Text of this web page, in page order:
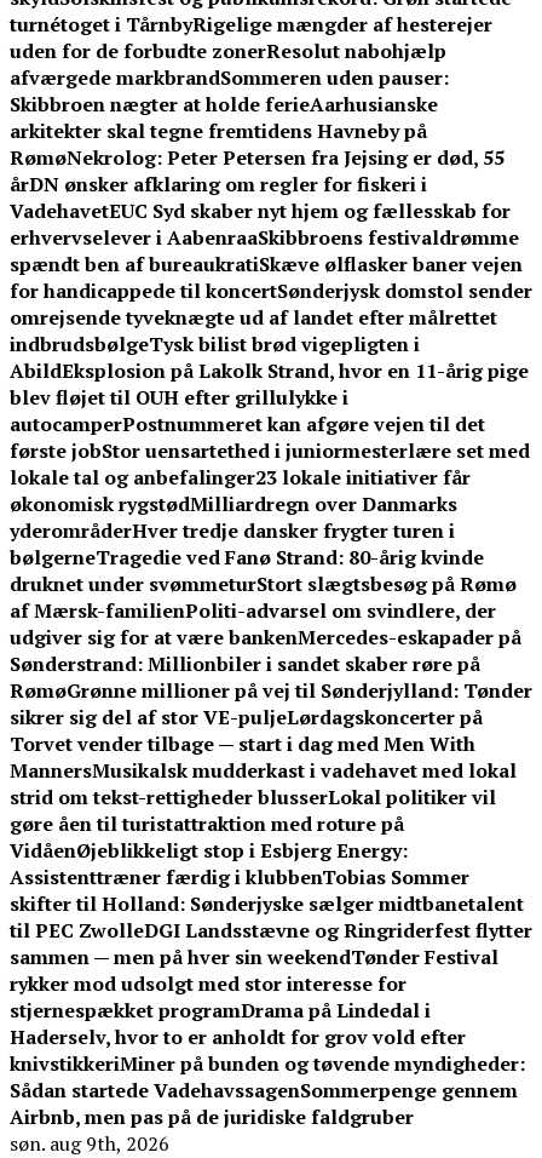
turnétoget i TårnbyRigelige mængder af hesterejer
uden for de forbudte zonerResolut nabohjælp
afværgede markbrandSommeren uden pauser:
Skibbroen nægter at holde ferieAarhusianske
arkitekter skal tegne fremtidens Havneby på
RømøNekrolog: Peter Petersen fra Jejsing er død, 55
årDN ønsker afklaring om regler for fiskeri i
VadehavetEUC Syd skaber nyt hjem og fællesskab for
erhvervselever i AabenraaSkibbroens festivaldrømme
spændt ben af bureaukratiSkæve ølflasker baner vejen
for handicappede til koncertSønderjysk domstol sender
omrejsende tyveknægte ud af landet efter målrettet
indbrudsbølgeTysk bilist brød vigepligten i
AbildEksplosion på Lakolk Strand, hvor en 11-årig pige
blev fløjet til OUH efter grillulykke i
autocamperPostnummeret kan afgøre vejen til det
første jobStor uensartethed i juniormesterlære set med
lokale tal og anbefalinger23 lokale initiativer får
økonomisk rygstødMilliardregn over Danmarks
yderområderHver tredje dansker frygter turen i
bølgerneTragedie ved Fanø Strand: 80-årig kvinde
druknet under svømmeturStort slægtsbesøg på Rømø
af Mærsk-familienPoliti-advarsel om svindlere, der
udgiver sig for at være bankenMercedes-eskapader på
Sønderstrand: Millionbiler i sandet skaber røre på
RømøGrønne millioner på vej til Sønderjylland: Tønder
sikrer sig del af stor VE-puljeLørdagskoncerter på
Torvet vender tilbage — start i dag med Men With
MannersMusikalsk mudderkast i vadehavet med lokal
strid om tekst-rettigheder blusserLokal politiker vil
gøre åen til turistattraktion med roture på
VidåenØjeblikkeligt stop i Esbjerg Energy:
Assistenttræner færdig i klubbenTobias Sommer
skifter til Holland: Sønderjyske sælger midtbanetalent
til PEC ZwolleDGI Landsstævne og Ringriderfest flytter
sammen — men på hver sin weekendTønder Festival
rykker mod udsolgt med stor interesse for
stjernespækket programDrama på Lindedal i
Haderselv, hvor to er anholdt for grov vold efter
knivstikkeriMiner på bunden og tøvende myndigheder:
Sådan startede VadehavssagenSommerpenge gennem
Airbnb, men pas på de juridiske faldgruber
søn. aug 9th, 2026